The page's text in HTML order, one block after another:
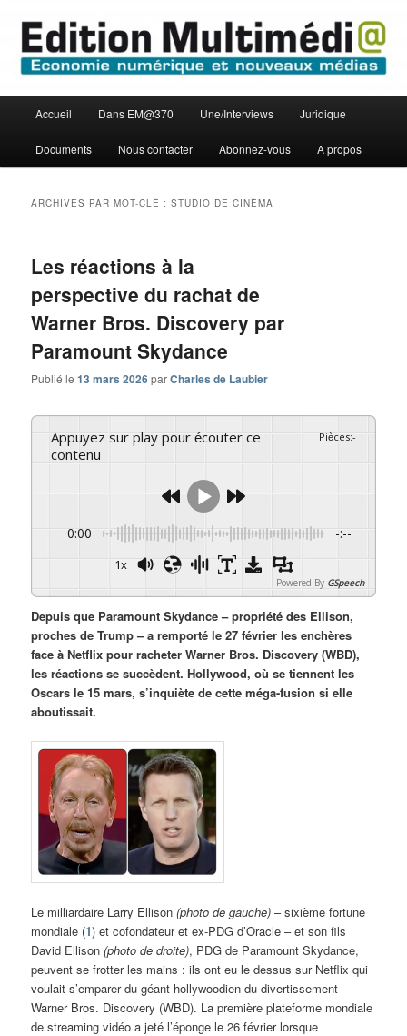
contenu
principal
contenu
secondaire
Edition Multimédi@
principal
Accueil Dans EM@370 Une/Interviews Juridique
Documents Nous contacter Abonnez-vous A propos
ARCHIVES PAR MOT-CLÉ :STUDIO DE CINÉMA
Les réactions à la
perspective du rachat de
Warner Bros. Discovery par
Paramount Skydance
Publié le13 mars 2026parCharles de Laubier
Appuyez sur play pour écouter ce
contenu
Pièces:-
0:00 -:--
1x
Powered By GSpeech
Depuis que Paramount Skydance – propriété des Ellison,
proches de Trump – a remporté le 27 février les enchères
face à Netflix pour racheter Warner Bros. Discovery (WBD),
les réactions se succèdent. Hollywood, où se tiennent les
Oscars le 15 mars, s’inquiète de cette méga-fusion si elle
aboutissait.
Le milliardaire Larry Ellison(photo de gauche) – sixième fortune
mondiale (1) et cofondateur et ex-PDG d’Oracle – et son fils
David Ellison(photo de droite), PDG de Paramount Skydance,
peuvent se frotter les mains : ils ont eu le dessus sur Netflix qui
voulait s’emparer du géant hollywoodien du divertissement
Warner Bros. Discovery (WBD). La première plateforme mondiale
de streaming vidéo a jeté l’éponge le 26 février lorsque